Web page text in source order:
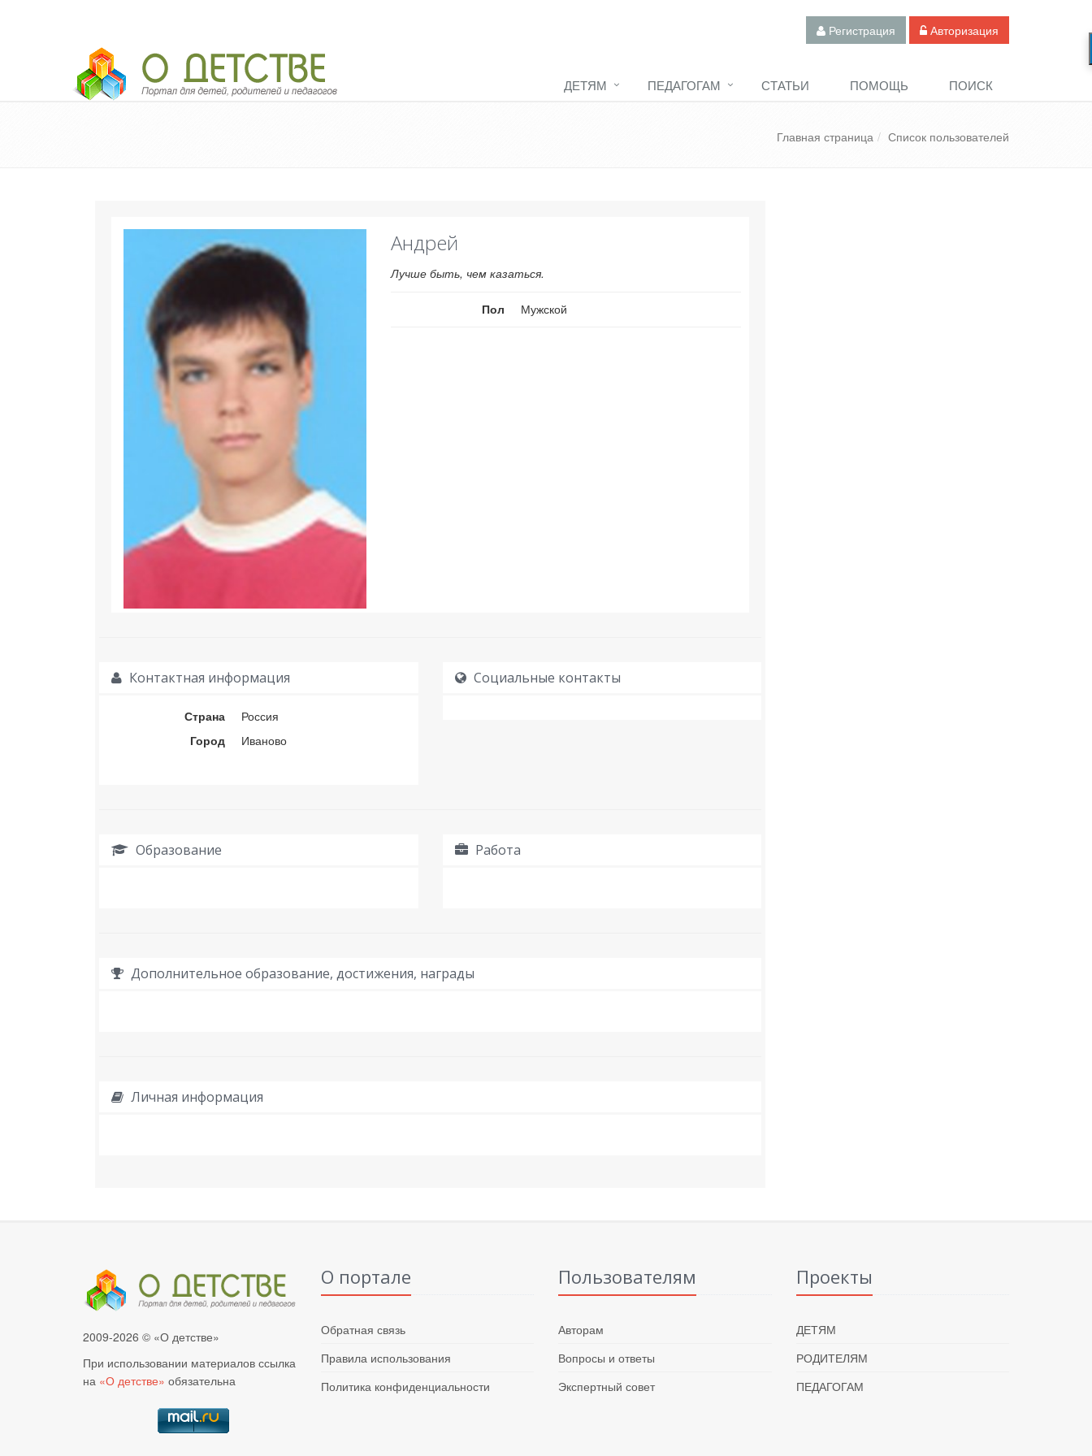
Регистрация Авторизация
Педагогический портал «О детстве»
ДЕТЯМ
ПЕДАГОГАМ СТАТЬИ ПОМОЩЬ ПОИСК
Главная страница Список пользователей
Андрей
Лучше быть, чем казаться.
Пол Мужской
Контактная информация
Страна
Россия
Город
Иваново
Социальные контакты
Образование Работа
Дополнительное образование, достижения, награды
Личная информация
2009-2026 © «О детстве»
При использовании материалов ссылка
на «О детстве» обязательна
О портале
Обратная связь
Правила использования
Политика конфиденциальности
Пользователям
Авторам
Вопросы и ответы
Экспертный совет
Проекты
ДЕТЯМ
РОДИТЕЛЯМ
ПЕДАГОГАМ